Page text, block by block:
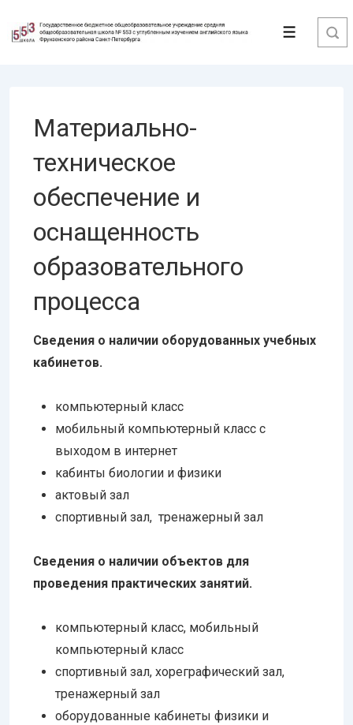
Перейти
Меню
Материально-
техническое
обеспечение и
оснащенность
образовательного
процесса
Сведения о наличии оборудованных учебных
кабинетов.
компьютерный класс
мобильный компьютерный класс с
выходом в интернет
кабинты биологии и физики
актовый зал
спортивный зал, тренажерный зал
Сведения о наличии объектов для
проведения практических занятий.
компьютерный класс, мобильный
компьютерный класс
спортивный зал, хореграфический зал,
тренажерный зал
оборудованные кабинеты физики и